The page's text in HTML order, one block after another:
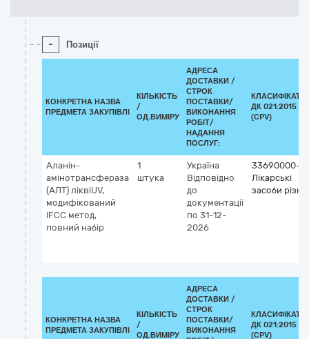
- Позиції
КОНКРЕТНА НАЗВА
ПРЕДМЕТА ЗАКУПІВЛІ
КІЛЬКІСТЬ
/
ОД.ВИМІРУ
АДРЕСА
ДОСТАВКИ /
СТРОК
ПОСТАВКИ/
ВИКОНАННЯ
РОБІТ/
НАДАННЯ
ПОСЛУГ:
ДК 021:2015
(CPV)
Аланін-
амінотрансфераза
(АЛТ) ліквіUV,
модифікований
IFCC метод,
повний набір
1
штука
Україна
Відповідно
до
документації
по 31-12-
2026
33690000-3
Лікарські
засоби різні
КОНКРЕТНА НАЗВА
ПРЕДМЕТА ЗАКУПІВЛІ
КІЛЬКІСТЬ
/
ОД.ВИМІРУ
АДРЕСА
ДОСТАВКИ /
СТРОК
ПОСТАВКИ/
ВИКОНАННЯ
ДК 021:2015
(CPV)